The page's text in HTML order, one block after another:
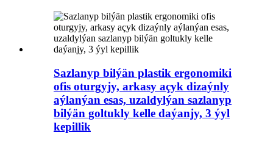
Sazlanyp bilýän plastik ergonomiki
ofis oturgyjy, arkasy açyk dizaýnly
aýlanýan esas, uzaldylýan sazlanyp
bilýän goltukly kelle daýanjy, 3 ýyl
kepillik